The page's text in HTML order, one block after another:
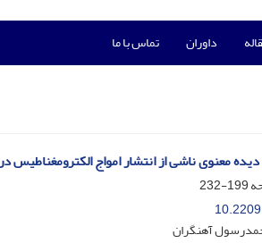
داوران تماس با ما
معنوی ناشی از انتشار امواج الکترومغناطیس
199-232
آهنگران